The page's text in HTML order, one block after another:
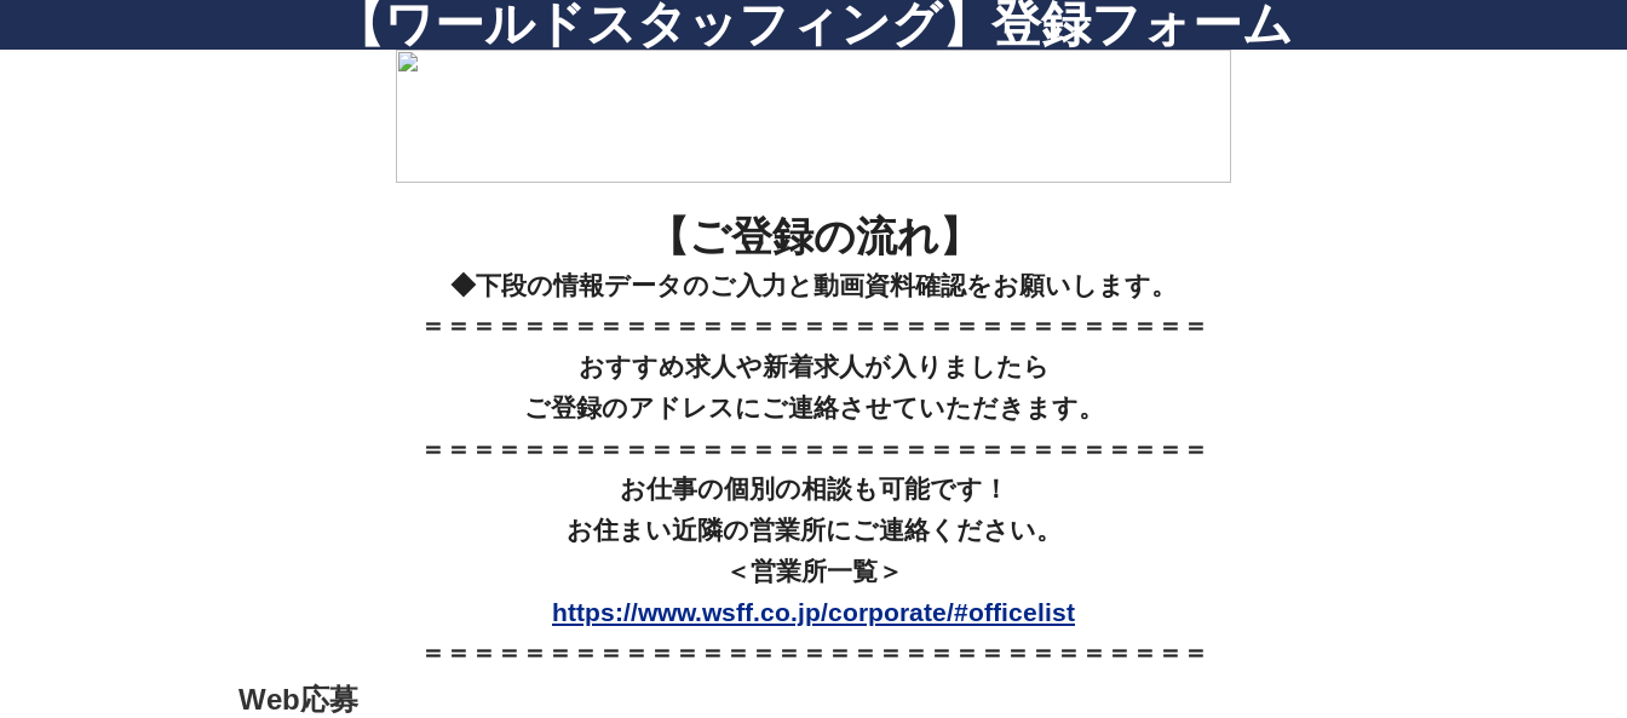
【ワールドスタッフィング】登録フォーム
【ご登録の流れ】
◆下段の情報データのご入力と動画資料確認をお願いします。
＝＝＝＝＝＝＝＝＝＝＝＝＝＝＝＝＝＝＝＝＝＝＝＝＝＝＝＝＝＝＝
おすすめ求人や新着求人が入りましたら
ご登録のアドレスにご連絡させていただきます。
＝＝＝＝＝＝＝＝＝＝＝＝＝＝＝＝＝＝＝＝＝＝＝＝＝＝＝＝＝＝＝
お仕事の個別の相談も可能です！
お住まい近隣の営業所にご連絡ください。
＜営業所一覧＞
https://www.wsff.co.jp/corporate/#officelist
＝＝＝＝＝＝＝＝＝＝＝＝＝＝＝＝＝＝＝＝＝＝＝＝＝＝＝＝＝＝＝
Web応募